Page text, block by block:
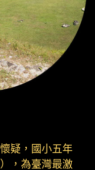
疑，國小五年
，為臺灣最激